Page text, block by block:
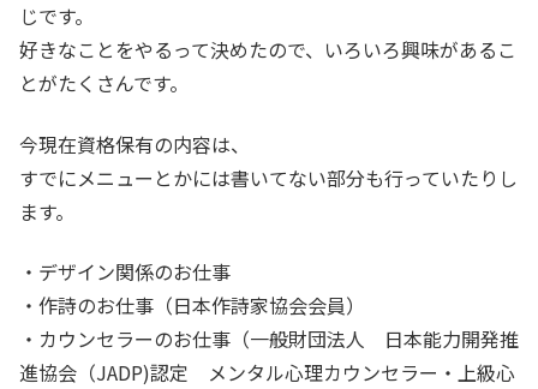
じです。
好きなことをやるって決めたので、いろいろ興味があるこ
とがたくさんです。
今現在資格保有の内容は、
すでにメニューとかには書いてない部分も行っていたりし
ます。
・デザイン関係のお仕事
・作詩のお仕事（日本作詩家協会会員）
・カウンセラーのお仕事（一般財団法人 日本能力開発推
進協会（JADP)認定 メンタル心理カウンセラー・上級心